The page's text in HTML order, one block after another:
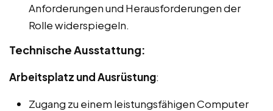
Anforderungen und Herausforderungen der
Rolle widerspiegeln.
Technische Ausstattung:
Arbeitsplatz und Ausrüstung:
Zugang zu einem leistungsfähigen Computer